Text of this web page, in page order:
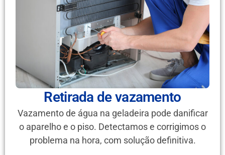
Retirada de vazamento
Vazamento de água na geladeira pode danificar
o aparelho e o piso. Detectamos e corrigimos o
problema na hora, com solução definitiva.